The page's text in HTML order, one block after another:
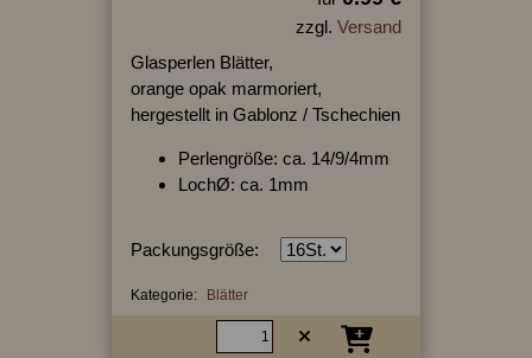
zzgl. Versand
Glasperlen Blätter,
orange opak marmoriert,
hergestellt in Gablonz / Tschechien
Perlengröße: ca. 14/9/4mm
LochØ: ca. 1mm
Packungsgröße:
Kategorie: Blätter